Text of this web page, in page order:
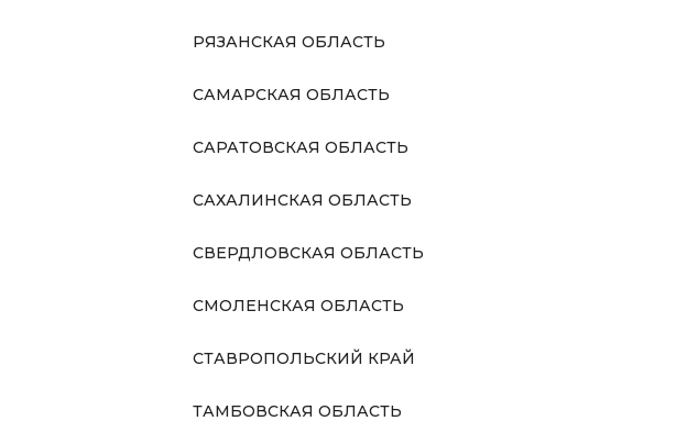
РЯЗАНСКАЯ ОБЛАСТЬ
САМАРСКАЯ ОБЛАСТЬ
САРАТОВСКАЯ ОБЛАСТЬ
САХАЛИНСКАЯ ОБЛАСТЬ
СВЕРДЛОВСКАЯ ОБЛАСТЬ
СМОЛЕНСКАЯ ОБЛАСТЬ
СТАВРОПОЛЬСКИЙ КРАЙ
ТАМБОВСКАЯ ОБЛАСТЬ